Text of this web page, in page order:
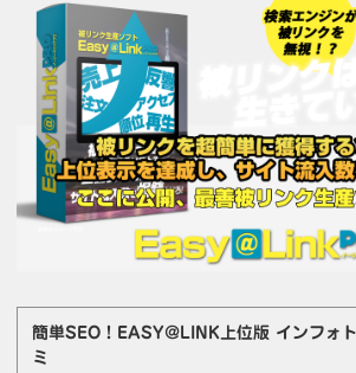
簡単SEO！EASY@LINK上位版 インフ
ミ